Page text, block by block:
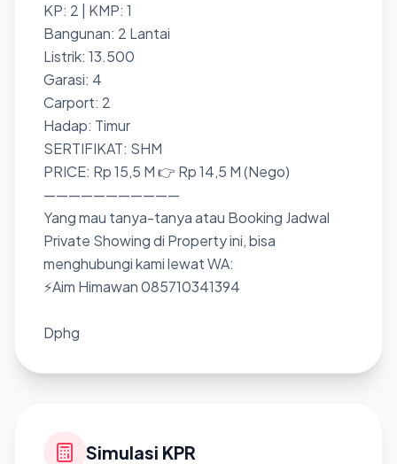
KP: 2 | KMP: 1
Bangunan: 2 Lantai
Listrik: 13.500
Garasi: 4
Carport: 2
Hadap: Timur
SERTIFIKAT: SHM
PRICE: Rp 15,5 M 👉 Rp 14,5 M (Nego)
———————————
Yang mau tanya-tanya atau Booking Jadwal
Private Showing di Property ini, bisa
menghubungi kami lewat WA:
⚡Aim Himawan 085710341394
Dphg
Simulasi KPR